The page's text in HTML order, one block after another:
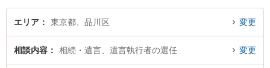
み検索もでき便利です。特に弁護士法人森川・中塚法律事務所 戸越銀座事務所
の角田 紗弥香弁護士や弁護士法人クローバー 東京法律事務所の藤林 裕一郎弁
行者の選任のトラブルを今すぐに弁護士に相談したい』『遺言執行者の選任の
トラブル解決の実績豊富な近くの弁護士を検索したい』『初回相談無料で遺言
エリア 東京都、品川区 変更
相談内容 相続・遺言、遺言執行者の選任 変更